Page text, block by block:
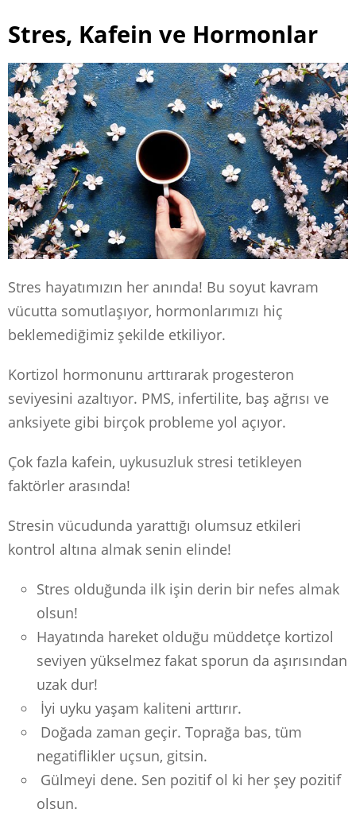
Stres, Kafein ve Hormonlar
Stres hayatımızın her anında! Bu soyut kavram
vücutta somutlaşıyor, hormonlarımızı hiç
beklemediğimiz şekilde etkiliyor.
Kortizol hormonunu arttırarak progesteron
seviyesini azaltıyor. PMS, infertilite, baş ağrısı ve
anksiyete gibi birçok probleme yol açıyor.
Çok fazla kafein, uykusuzluk stresi tetikleyen
faktörler arasında!
Stresin vücudunda yarattığı olumsuz etkileri
kontrol altına almak senin elinde!
Stres olduğunda ilk işin derin bir nefes almak
olsun!
Hayatında hareket olduğu müddetçe kortizol
seviyen yükselmez fakat sporun da aşırısından
uzak dur!
İyi uyku yaşam kaliteni arttırır.
Doğada zaman geçir. Toprağa bas, tüm
negatiflikler uçsun, gitsin.
Gülmeyi dene. Sen pozitif ol ki her şey pozitif
olsun.